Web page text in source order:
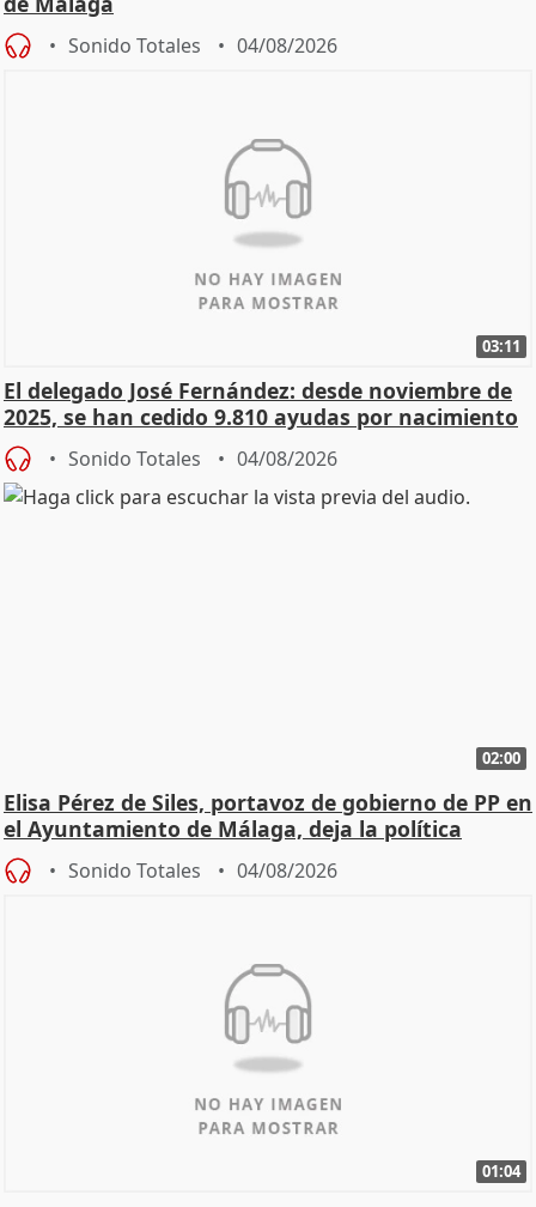
Sonido Totales 04/08/2026
03:11
El delegado José Fernández: desde noviembre de
2025, se han cedido 9.810 ayudas por nacimiento
Sonido Totales 04/08/2026
02:00
Elisa Pérez de Siles, portavoz de gobierno de PP en
el Ayuntamiento de Málaga, deja la política
Sonido Totales 04/08/2026
01:04